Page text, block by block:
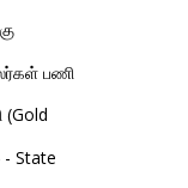
பணி
(Gold
- State